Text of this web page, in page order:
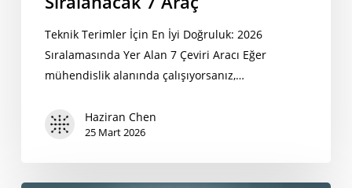
Teknik Terimler İçin En İyi Doğruluk: 2026
Sıralamasında Yer Alan 7 Çeviri Aracı Eğer
mühendislik alanında çalışıyorsanız,…
Haziran Chen
25 Mart 2026